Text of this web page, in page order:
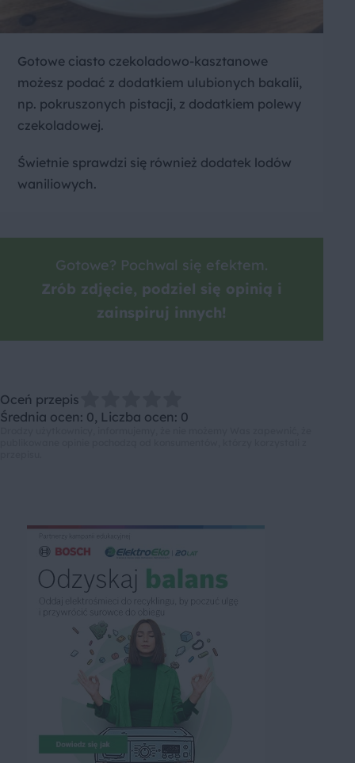
Gotowe ciasto czekoladowo-kasztanowe
możesz podać z dodatkiem ulubionych bakalii,
np. pokruszonych pistacji, z dodatkiem polewy
czekoladowej.
Świetnie sprawdzi się również dodatek lodów
waniliowych.
Gotowe? Pochwal się efektem.
Zrób zdjęcie, podziel się opinią i
zainspiruj innych!
Oceń przepis
Średnia ocen: 0, Liczba ocen: 0